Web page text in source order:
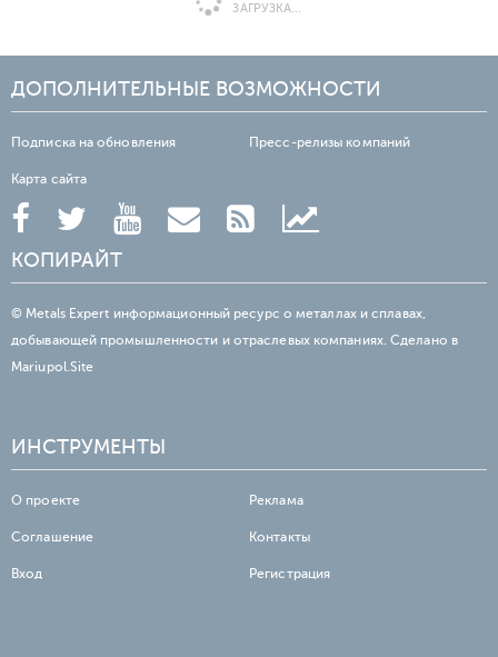
ЗАГРУЗКА...
ДОПОЛНИТЕЛЬНЫЕ ВОЗМОЖНОСТИ
Подписка на обновления Пресс-релизы компаний
Карта сайта
КОПИРАЙТ
© Metals Expert информационный ресурс о металлах и сплавах,
добывающей промышленности и отраслевых компаниях. Сделано в
Mariupol.Site
ИНСТРУМЕНТЫ
О проекте Реклама
Соглашение Контакты
Вход Регистрация